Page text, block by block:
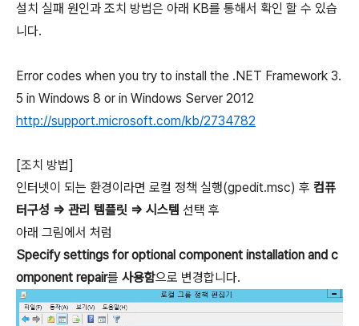
설치 실패 원인과 조치 방법은 아래 KB를 통해서 확인 할 수 있습
니다.
Error codes when you try to install the .NET Framework 3.
5 in Windows 8 or in Windows Server 2012
http://support.microsoft.com/kb/2734782
[조치 방법]
인터넷이 되는 환경이라면 로컬 정책 실행(gpedit.msc) 후 컴퓨
터구성 => 관리 템플릿 => 시스템 선택 후
아래 그림에서 처럼
Specify settings for optional component installation and c
omponent repair를 사용함으로 변경합니다.